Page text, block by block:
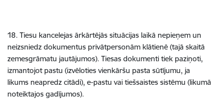
18. Tiesu kancelejas ārkārtējās situācijas laikā nepieņem un
neizsniedz dokumentus privātpersonām klātienē (tajā skaitā
zemesgrāmatu jautājumos). Tiesas dokumenti tiek paziņoti,
izmantojot pastu (izvēloties vienkāršu pasta sūtījumu, ja
likums neapredz citādi), e-pastu vai tiešsaistes sistēmu (likumā
noteiktajos gadījumos).